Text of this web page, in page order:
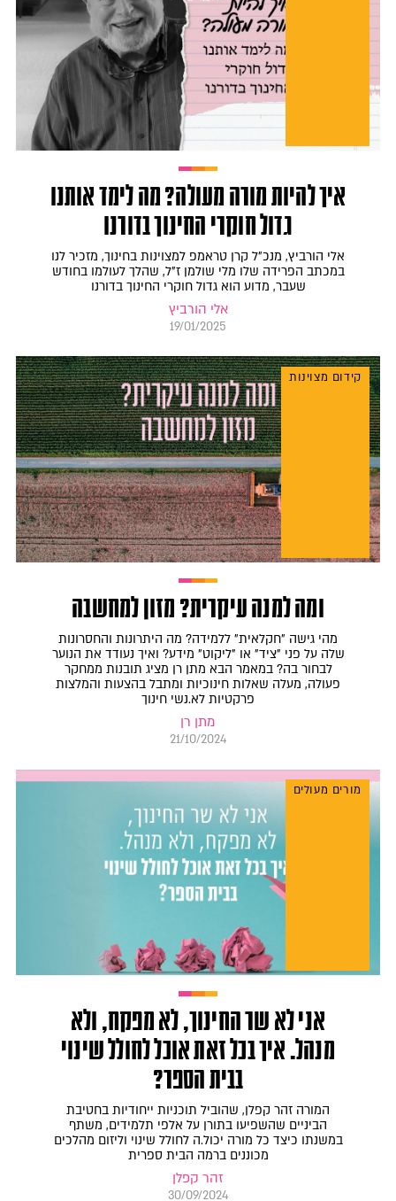
איך להיות מורה מעולה? מה לימד אותנו
גדול חוקרי החינוך בדורנו
אלי הורביץ, מנכ"ל קרן טראמפ למצוינות בחינוך, מזכיר לנו
במכתב הפרידה שלו מלי שולמן ז"ל, שהלך לעולמו בחודש
שעבר, מדוע הוא גדול חוקרי החינוך בדורנו
אלי הורביץ
19/01/2025
קידום מצוינות
ומה למנה עיקרית? מזון למחשבה
מהי גישה "חקלאית" ללמידה? מה היתרונות והחסרונות
שלה על פני "ציד" או "ליקוט" מידע? ואיך נעודד את הנוער
לבחור בה? במאמר הבא מתן רן מציג תובנות ממחקר
פעולה, מעלה שאלות חינוכיות ומתבל בהצעות והמלצות
פרקטיות לא.נשי חינוך
מתן רן
21/10/2024
מורים מעולים
אני לא שר החינוך, לא מפקח, ולא
מנהל. איך בכל זאת אוכל לחולל שינוי
בבית הספר?
המורה זהר קפלן, שהוביל תוכניות ייחודיות בחטיבת
הביניים שהשפיעו בתורן על אלפי תלמידים, משתף
במשנתו כיצד כל מורה יכול.ה לחולל שינוי וליזום מהלכים
מכוננים ברמה הבית ספרית
זהר קפלן
30/09/2024